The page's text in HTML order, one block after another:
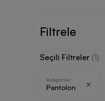
Filtrele
Seçili Filtreler (1)
Kategoriler
Pantolon